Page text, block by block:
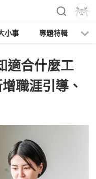
小事 專題特輯
適合什麼工
職涯引導、